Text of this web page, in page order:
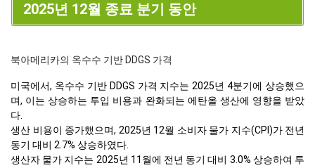
2025년 12월 종료 분기 동안
북아메리카의 옥수수 기반 DDGS 가격
미국에서, 옥수수 기반 DDGS 가격 지수는 2025년 4분기에 상승했으
며, 이는 상승하는 투입 비용과 완화되는 에탄올 생산에 영향을 받았
다.
생산 비용이 증가했으며, 2025년 12월 소비자 물가 지수(CPI)가 전년
동기 대비 2.7% 상승하였다.
생산자 물가 지수는 2025년 11월에 전년 동기 대비 3.0% 상승하여 투